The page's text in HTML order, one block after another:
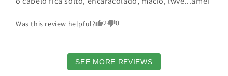
Was this review helpful? 2 0
SEE MORE REVIEWS